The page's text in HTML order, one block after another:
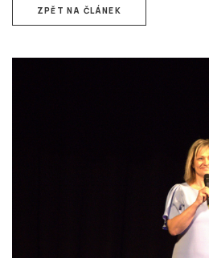
ZPĚT NA ČLÁNEK